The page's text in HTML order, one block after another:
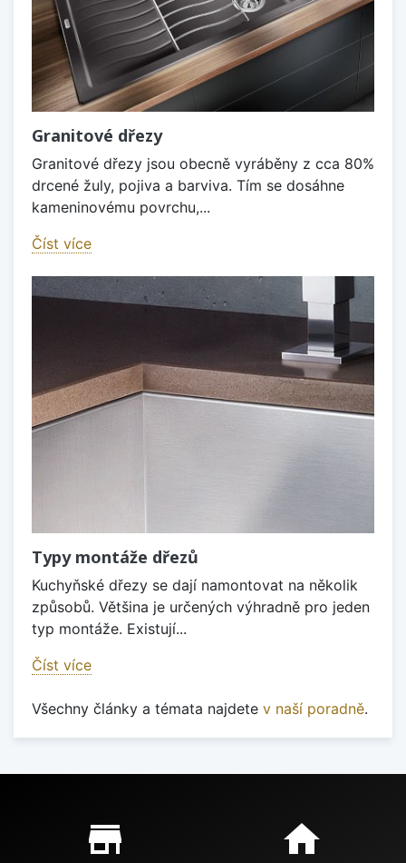
Granitové dřezy
Granitové dřezy jsou obecně vyráběny z cca 80%
drcené žuly, pojiva a barviva. Tím se dosáhne
kameninovému povrchu,...
Číst více
Typy montáže dřezů
Kuchyňské dřezy se dají namontovat na několik
způsobů. Většina je určených výhradně pro jeden
typ montáže. Existují...
Číst více
Všechny články a témata najdete v naší poradně.
Proč nakupovat u nás?
store_mall_directory home